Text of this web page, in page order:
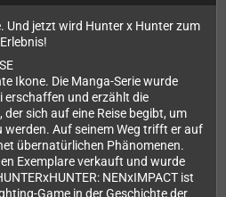
Und jetzt wird Hunter x Hunter zum
Ikone. Die Manga-Serie wurde
erschaffen und erzählt die
sich auf eine Reise begibt, um
werden. Auf seinem Weg trifft er auf
übernatürlichen Phänomenen.
Exemplare verkauft und wurde
NENxIMPACT ist
Game in der Geschichte der